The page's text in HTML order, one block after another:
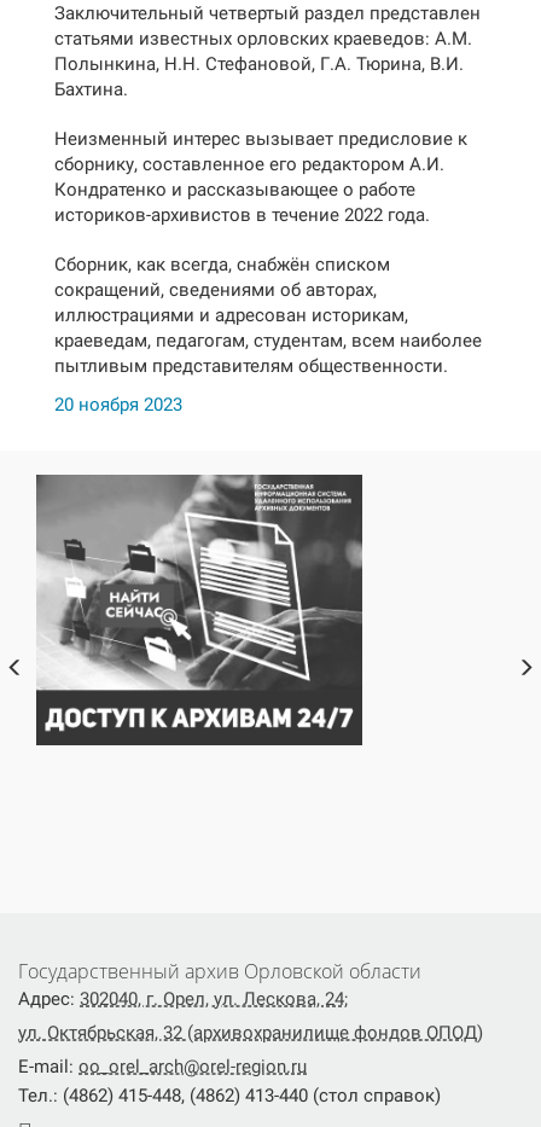
Заключительный четвертый раздел представлен
статьями известных орловских краеведов: А.М.
Полынкина, Н.Н. Стефановой, Г.А. Тюрина, В.И.
Бахтина.
Неизменный интерес вызывает предисловие к
сборнику, составленное его редактором А.И.
Кондратенко и рассказывающее о работе
историков-архивистов в течение 2022 года.
Сборник, как всегда, снабжён списком
сокращений, сведениями об авторах,
иллюстрациями и адресован историкам,
краеведам, педагогам, студентам, всем наиболее
пытливым представителям общественности.
20 ноября 2023
Государственный архив Орловской области
Адрес: 302040, г. Орел, ул. Лескова, 24;
ул. Октябрьская, 32 (архивохранилище фондов ОПОД)
E-mail: oo_orel_arch@orel-region.ru
Тел.: (4862) 415-448, (4862) 413-440 (стол справок)